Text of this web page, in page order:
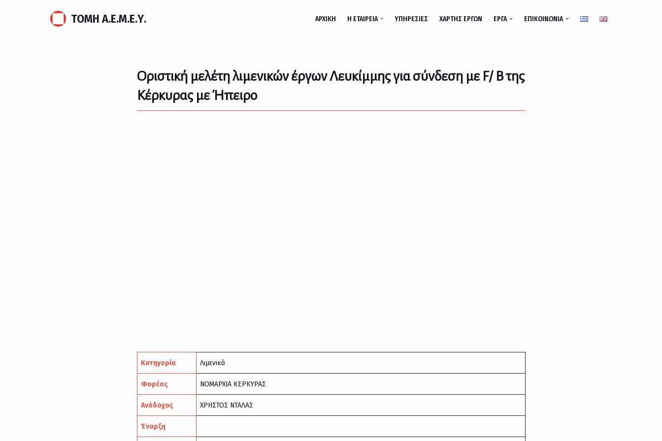
Μεταπηδήστε
ΤΟΜΗ Α.Ε.Μ.Ε.Υ. ΑΡΧΙΚΉ Η ΕΤΑΙΡΕΊΑ ΥΠΗΡΕΣΊΕΣ ΧΆΡΤΗΣ ΈΡΓΩΝ ΈΡΓΑ ΕΠΙΚΟΙΝΩΝΊΑ
Οριστική μελέτη λιμενικών έργων Λευκίμμης για σύνδεση με F/ B της
Κέρκυρας με Ήπειρο
Κατηγορία Λιμενικά
Φορέας ΝΟΜΑΡΧΙΑ ΚΕΡΚΥΡΑΣ
Ανάδοχος ΧΡΗΣΤΟΣ ΝΤΑΛΑΣ
Έναρξη